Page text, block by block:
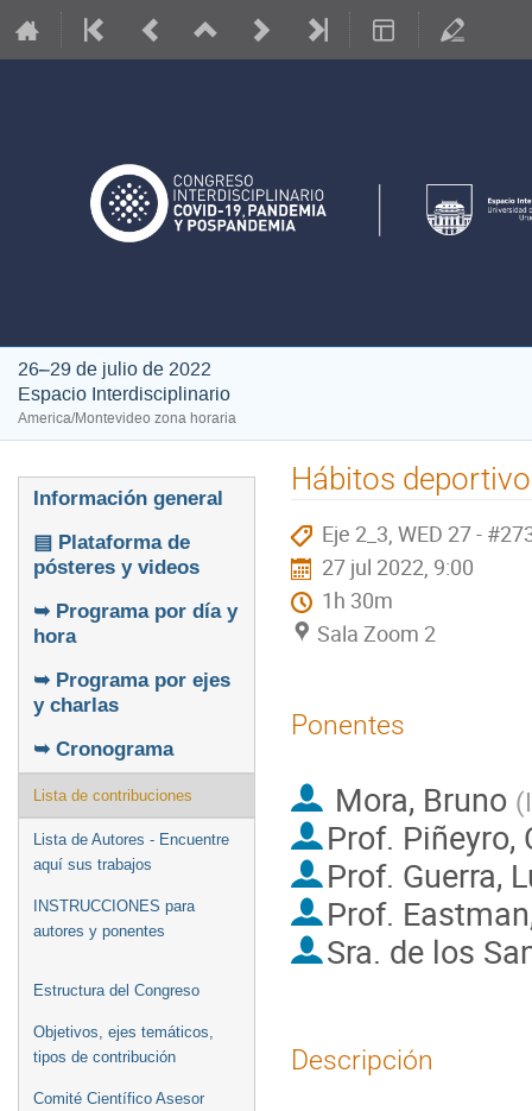
26–29 de julio de 2022
Espacio Interdisciplinario
America/Montevideo zona horaria
Event
menu
Información general
▤ Plataforma de
pósteres y videos
➥ Programa por día y
hora
➥ Programa por ejes
y charlas
➥ Cronograma
Lista de contribuciones
Lista de Autores - Encuentre
aquí sus trabajos
INSTRUCCIONES para
autores y ponentes
Estructura del Congreso
Objetivos, ejes temáticos,
tipos de contribución
Comité Científico Asesor
Hábitos
Eje 2_3, WED 27 -
27 jul 2022, 9:00
1h 30m
Sala Zoom 2
Ponentes
Mora, Bruno (
Prof. Piñeyro,
Prof. Guerra,
Prof.
Sra. de los
Descripción